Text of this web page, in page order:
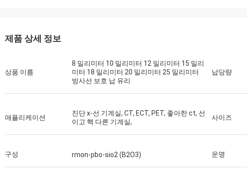
제품 상세 정보
상품 이름
8 밀리미터 10 밀리미터 12 밀리미터 15 밀리
미터 18 밀리미터 20 밀리미터 25 밀리미터
방사선 보호 납 유리
납당량
애플리케이션
진단 x-선 기계실, CT, ECT, PET, 좋아한 ct, 선
이고 핵 다른 기계실,
사이즈
구성 rmon-pbo-sio2 (B2O3) 운명